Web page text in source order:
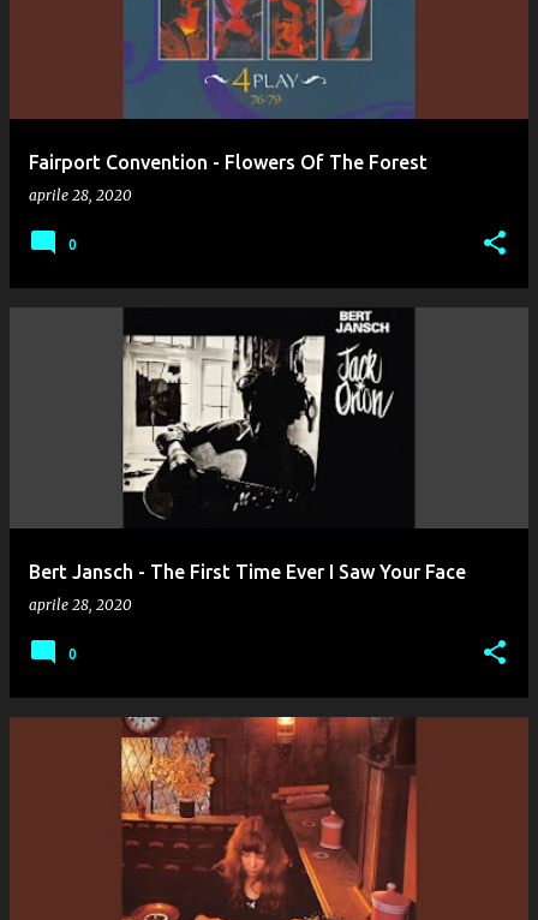
Fairport Convention - Flowers Of The Forest
aprile 28, 2020
0
Bert Jansch - The First Time Ever I Saw Your Face
aprile 28, 2020
0